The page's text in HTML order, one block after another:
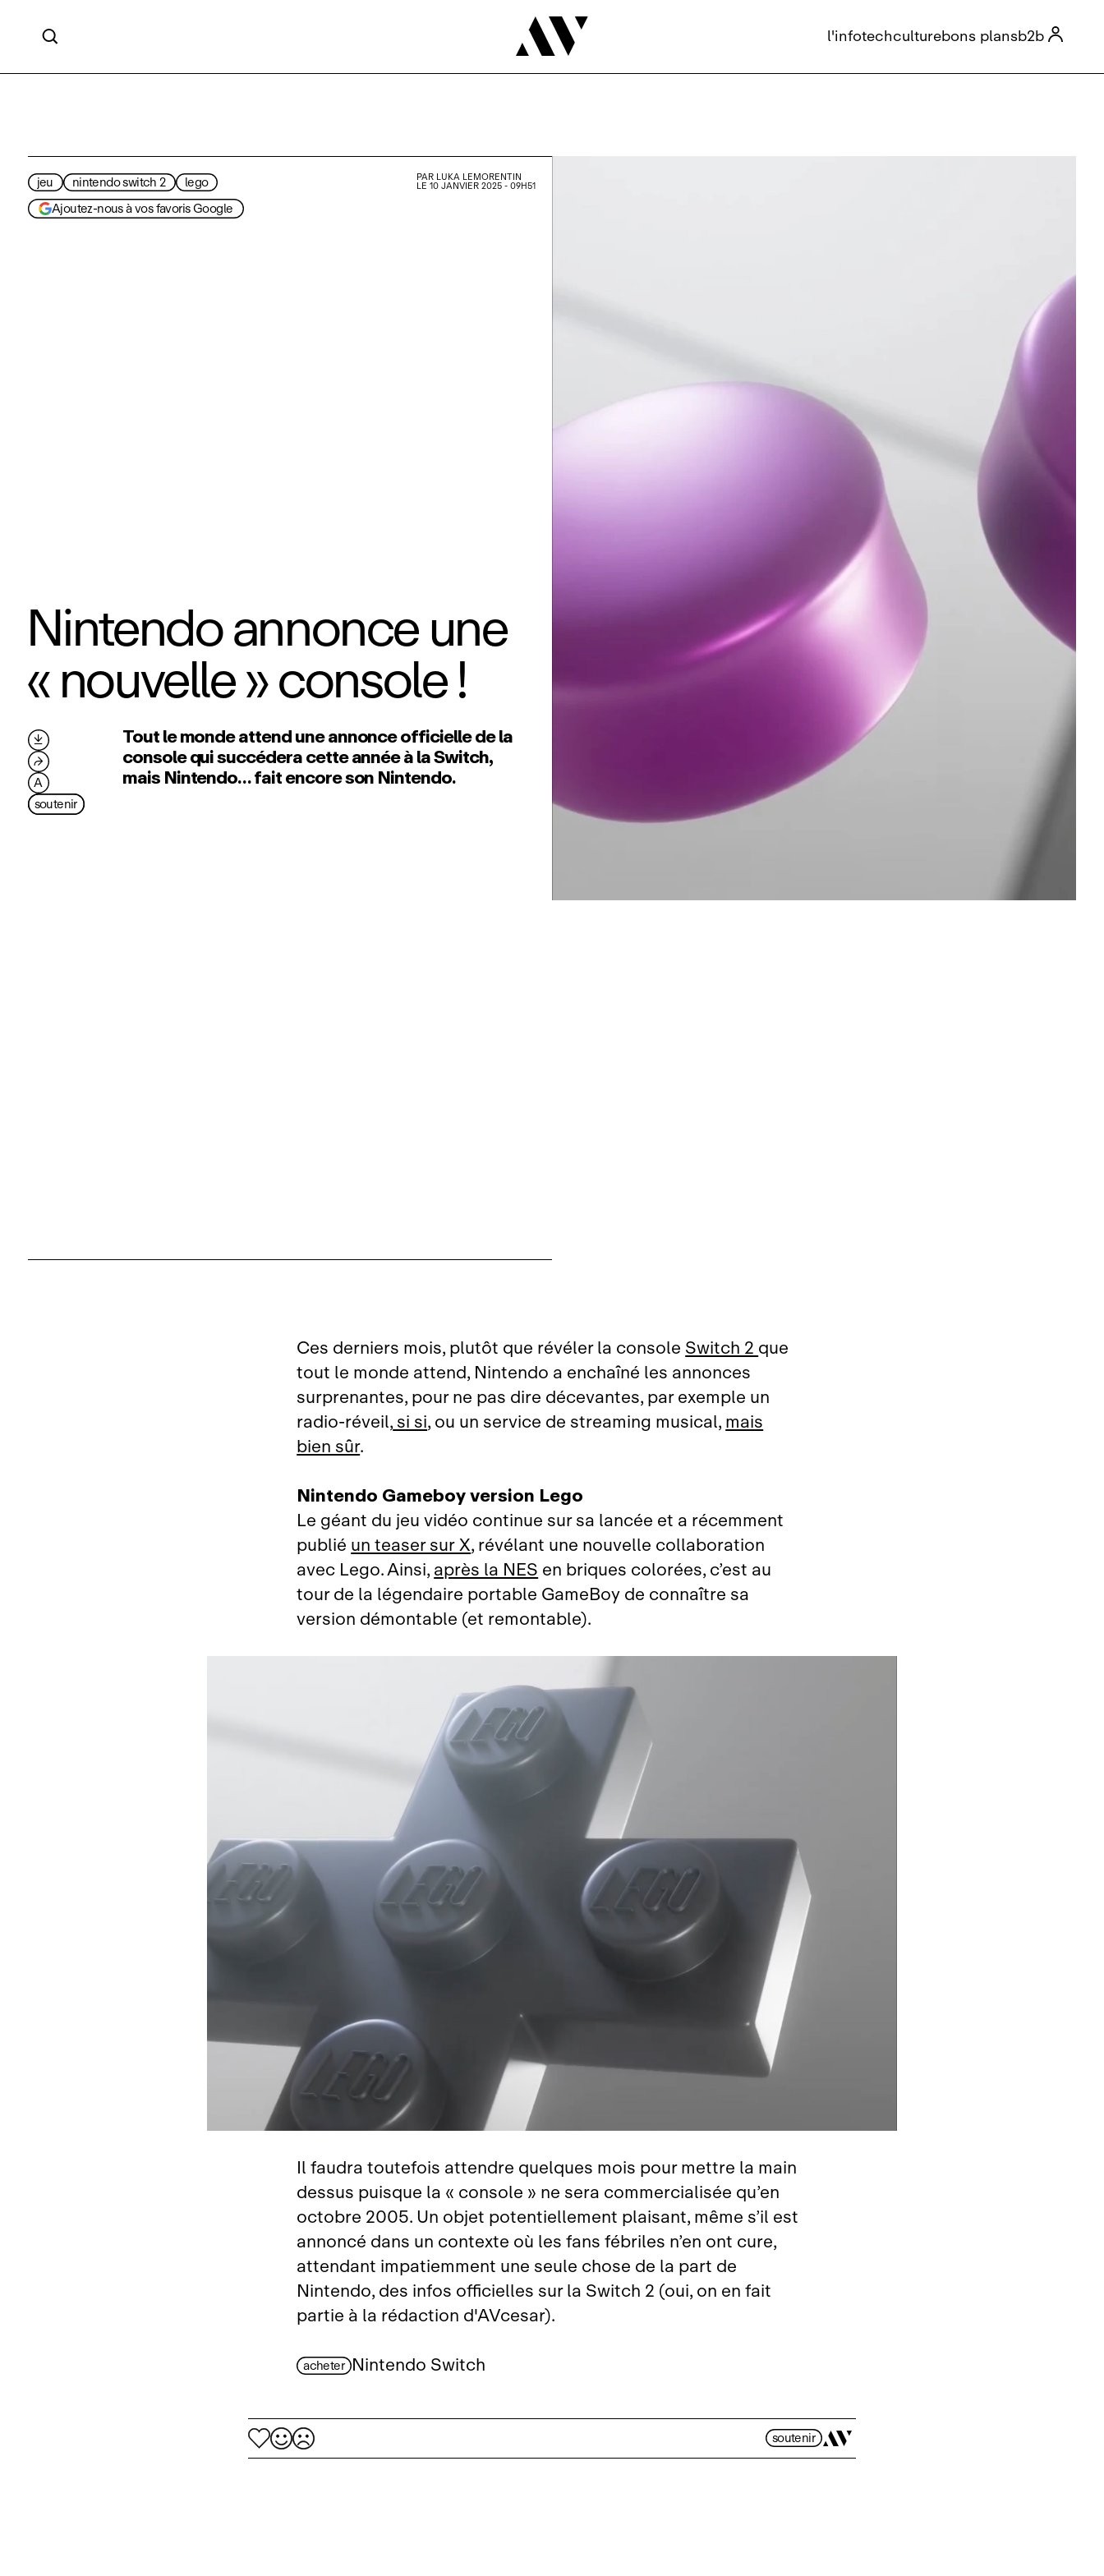

 l'infotechculturebons plansb2b
jeu nintendo switch 2
lego
Ajoutez-nous à vos favoris Google
PAR LUKA LEMORENTIN
LE 10 JANVIER 2025 - 09H51
Nintendo annonce une
« nouvelle » console !
Tout le monde attend une annonce officielle de la
console qui succédera cette année à la Switch,
mais Nintendo… fait encore son Nintendo.

⮫
A
soutenir
Ces derniers mois, plutôt que révéler la consoleSwitch 2que
tout le monde attend, Nintendo a enchaîné les annonces
surprenantes, pour ne pas dire décevantes, par exemple un
radio‑réveil,si si, ou un service de streaming musical,mais
bien sûr.
Nintendo Gameboy version Lego
Le géant du jeu vidéo continue sur sa lancée et a récemment
publiéun teaser sur X, révélant une nouvelle collaboration
avec Lego. Ainsi,après la NESen briques colorées, c’est au
tour de la légendaire portable GameBoy de connaître sa
version démontable (et remontable).
Il faudra toutefois attendre quelques mois pour mettre la main
dessus puisque la « console » ne sera commercialisée qu’en
octobre 2005. Un objet potentiellement plaisant, même s’il est
annoncé dans un contexte où les fans fébriles n’en ont cure,
attendant impatiemment une seule chose de la part de
Nintendo, des infos officielles sur la Switch 2 (oui, on en fait
partie à la rédaction d'AVcesar).
acheter Nintendo Switch
soutenir